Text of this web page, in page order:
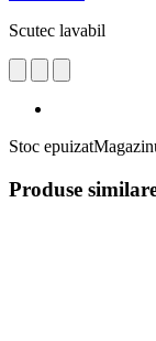
Scutec lavabil
Stoc epuizat
Produse